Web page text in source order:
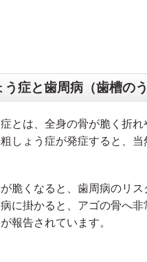
う症と歯周病（歯槽の
とは、全身の骨が脆く折れ
しょう症が発症すると、当
が脆くなると、歯周病のリス
に掛かると、アゴの骨へ非
報告されています。